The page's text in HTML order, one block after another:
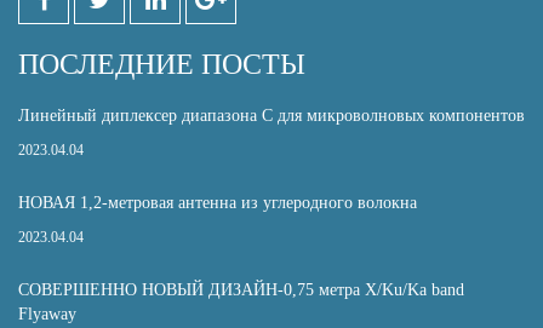
ПОСЛЕДНИЕ ПОСТЫ
Линейный диплексер диапазона С для микроволновых компонентов
2023.04.04
НОВАЯ 1,2-метровая антенна из углеродного волокна
2023.04.04
СОВЕРШЕННО НОВЫЙ ДИЗАЙН-0,75 метра X/Ku/Ka band
Flyaway